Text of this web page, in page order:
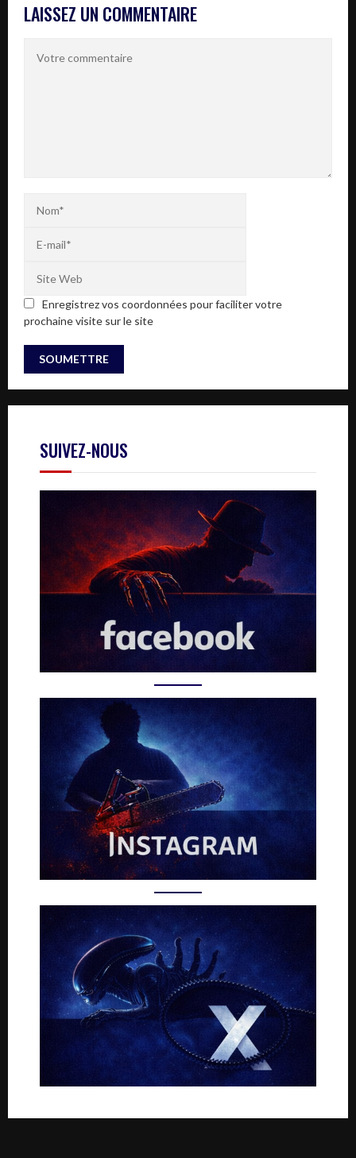
LAISSEZ UN COMMENTAIRE
Enregistrez vos coordonnées pour faciliter votre
prochaine visite sur le site
SUIVEZ-NOUS